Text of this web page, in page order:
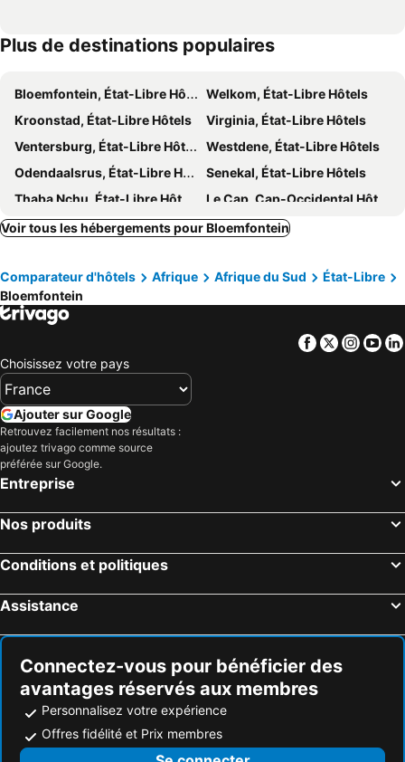
Sapphire Hotel Halevy Heritage
La Belle Guest House
Heila & Glens Cottage
Aloe Guest Rooms
Omni The Pillar Boutique Hotel
Bedrock
Reinheim River Chalets & Caravan Park
Bloem Spa Lodge And Conference
The Royal Fischer Hotel
Ehrlichpark Lodge
Ashwood Groenvlei Boutique Hotel
A & R Guesthouse
President Hotel Conference Venue
Lala Dene Lodge
Loft Bella Vita Guesthouse
Plus de destinations populaires
Bloemfontein, État-Libre Hôtels
Welkom, État-Libre Hôtels
Kroonstad, État-Libre Hôtels
Virginia, État-Libre Hôtels
Ventersburg, État-Libre Hôtels
Westdene, État-Libre Hôtels
Odendaalsrus, État-Libre Hôtels
Senekal, État-Libre Hôtels
Thaba Nchu, État-Libre Hôtels
Le Cap, Cap-Occidental Hôtels
Johannesbourg, Gauteng Hôtels
Durban, KwaZulu-Natal Hôtels
East London, Ostkap Hôtels
Ballito, KwaZulu-Natal Hôtels
Hermanus, Cap-Occidental Hôtels
Voir tous les hébergements pour Bloemfontein
Comparateur d'hôtels Afrique Afrique du Sud
État-Libre
Bloemfontein
Facebook
Twitter
Choisissez votre pays
Ajouter sur Google
Retrouvez facilement nos résultats :
ajoutez trivago comme source
préférée sur Google.
Entreprise
Nos produits
Conditions et politiques
Assistance
Connectez-vous pour bénéficier des
avantages réservés aux membres
Personnalisez votre expérience
Offres fidélité et Prix membres